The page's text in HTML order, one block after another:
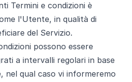
Termini e condizioni è
l'Utente, in qualità di
del Servizio.
possono essere
a intervalli regolari in base
nel qual caso vi informeremo